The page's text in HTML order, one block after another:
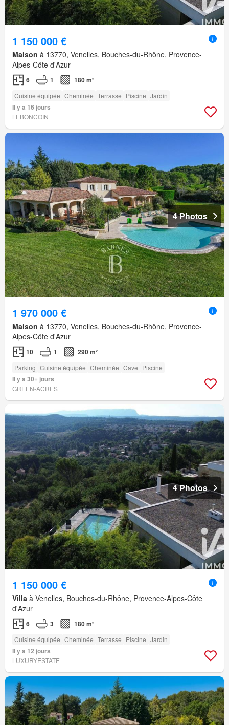
1 150 000 €
Maison à 13770, Venelles, Bouches-du-Rhône, Provence-
Alpes-Côte d'Azur
6 1 180 m²
Cuisine équipée Cheminée Terrasse Piscine Jardin
Il y a 16 jours
LEBONCOIN
4 Photos
1 970 000 €
Maison à 13770, Venelles, Bouches-du-Rhône, Provence-
Alpes-Côte d'Azur
10 1 290 m²
Parking Cuisine équipée Cheminée Cave Piscine
Il y a 30+ jours
GREEN-ACRES
4 Photos
1 150 000 €
Villa à Venelles, Bouches-du-Rhône, Provence-Alpes-Côte
d'Azur
6 3 180 m²
Cuisine équipée Cheminée Terrasse Piscine Jardin
Il y a 12 jours
LUXURYESTATE